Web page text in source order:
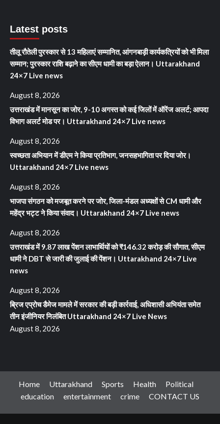
Latest posts
तीलू रौतेली पुरस्कार से 13 महिलाएं सम्मानित, आंगनबाड़ी कार्यकत्रियों को भी मिला
सम्मान; पुरस्कार राशि बढ़ाने का सीएम धामी का बड़ा ऐलान। Uttarakhand
24×7 Live news
August 8, 2026
उत्तराखंड में मानसून का जोर, 9-10 अगस्त को कई जिलों में ऑरेंज अलर्ट; आपदा
विभाग अलर्ट मोड पर। Uttarakhand 24×7 Live news
August 8, 2026
स्वच्छता अभियान में डीएम ने किया प्रतिभाग, जनसहभागिता पर दिया जोर।
Uttarakhand 24×7 Live news
August 8, 2026
भाजपा संगठन को मजबूत करने पर जोर, जिला-मंडल अध्यक्षों से CM धामी और
महेंद्र भट्ट ने किया संवाद। Uttarakhand 24×7 Live news
August 8, 2026
उत्तराखंड में 9.87 लाख पेंशन लाभार्थियों को ₹146.32 करोड़ की सौगात, सीएम
धामी ने DBT से जारी की जुलाई की पेंशन। Uttarakhand 24×7 Live
news
August 8, 2026
ब्रिज एप्रोच डैमेज मामले में सरकार की बड़ी कार्रवाई, अधिशासी अभियंता समेत
तीन इंजीनियर निलंबित Uttarakhand 24×7 Live News
August 8, 2026
Home Uttarakhand Sports Health
Political
education
entertainment crime CONTACT US